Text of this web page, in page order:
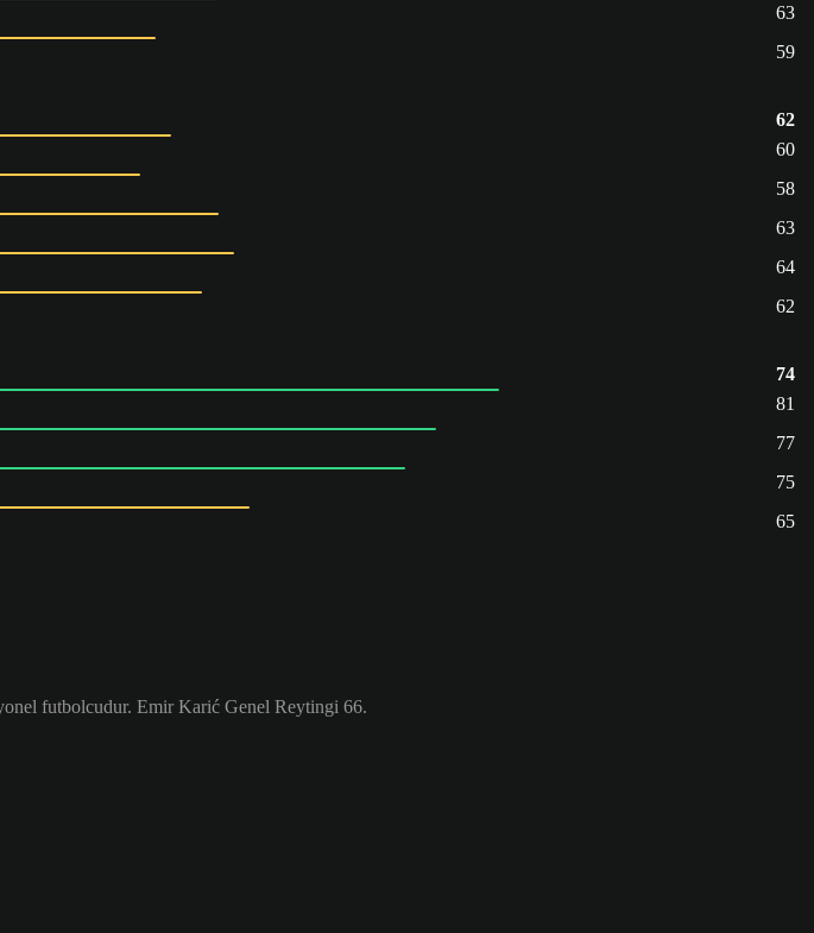
63
59
62
60
58
63
64
62
74
81
77
75
65
futbolcudur. Emir Karić Genel Reytingi 66.